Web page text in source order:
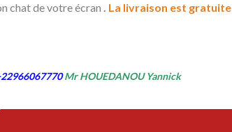
chat de votre écran . La livraison est gratuite
Mr HOUEDANOU Yannick